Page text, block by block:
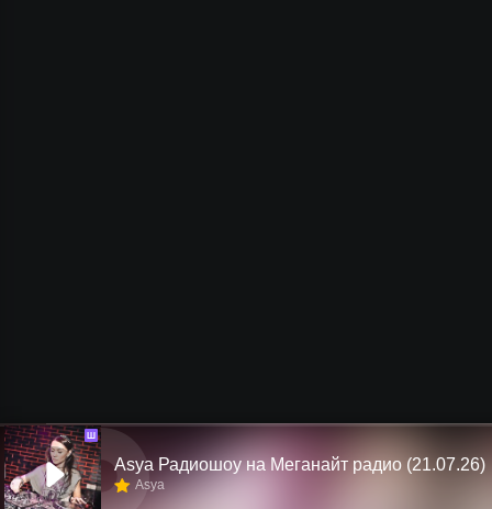
Ш
Asya Радиошоу на Меганайт радио (21.07.26)
Asya